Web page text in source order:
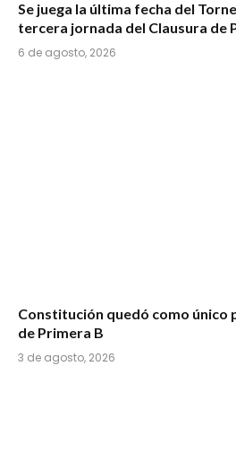
Se juega la última fecha del
tercera jornada del Clausura de
6 de agosto, 2026
Constitución quedó como único
de Primera B
3 de agosto, 2026